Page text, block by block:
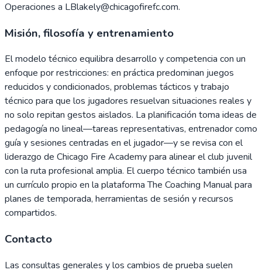
Operaciones a LBlakely@chicagofirefc.com.
Misión, filosofía y entrenamiento
El modelo técnico equilibra desarrollo y competencia con un
enfoque por restricciones: en práctica predominan juegos
reducidos y condicionados, problemas tácticos y trabajo
técnico para que los jugadores resuelvan situaciones reales y
no solo repitan gestos aislados. La planificación toma ideas de
pedagogía no lineal—tareas representativas, entrenador como
guía y sesiones centradas en el jugador—y se revisa con el
liderazgo de Chicago Fire Academy para alinear el club juvenil
con la ruta profesional amplia. El cuerpo técnico también usa
un currículo propio en la plataforma The Coaching Manual para
planes de temporada, herramientas de sesión y recursos
compartidos.
Contacto
Las consultas generales y los cambios de prueba suelen